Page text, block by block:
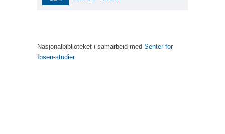
Nasjonalbiblioteket i samarbeid med Senter for
Ibsen-studier